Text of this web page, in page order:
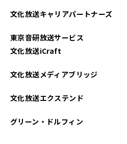
文化放送キャリアパートナーズ
東京音研放送サービス
文化放送iCraft
文化放送メディアブリッジ
文化放送エクステンド
グリーン・ドルフィン